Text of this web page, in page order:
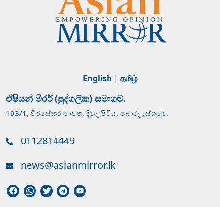
English | தமிழ்
ඒෂියන් මිරර් (පුද්ගලික) සමාගම.
193/1, වීරසේකර මාවත, දිවුලපිටිය, බොරලැස්ගමුව.
0112814449
news@asianmirror.lk